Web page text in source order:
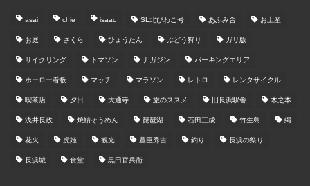
asai chie isaac SL北びわこ号 あふみ舎 お土産
お庭 さくら ひょうたん ぶどう狩り ガリ版
サイクリング トマソン ナガジン パーキングエリア
ホーロー看板 マッチ マラソン レトロ レンタサイクル
喫茶店 夕日 大通寺 旅のススメ 旧長浜駅舎 木之本
浅井長政 焼鯖そうめん 琵琶湖 石田三成 竹生島 縄
花火 虎姫 観光 豊臣秀吉 釣り 長浜の祭り
長浜城 食堂 黒田官兵衛